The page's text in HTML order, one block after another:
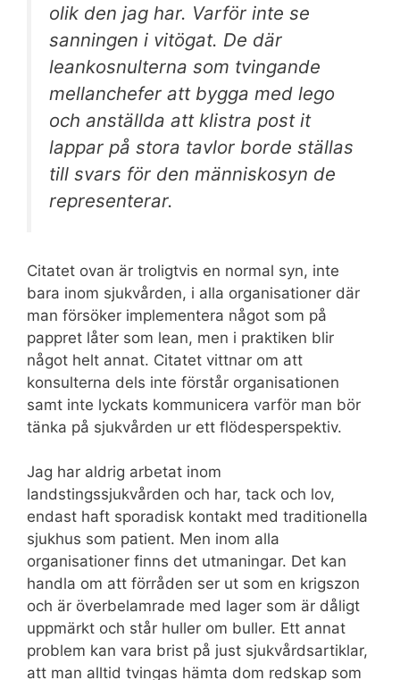
olik den jag har. Varför inte se
sanningen i vitögat. De där
leankosnulterna som tvingande
mellanchefer att bygga med lego
och anställda att klistra post it
lappar på stora tavlor borde ställas
till svars för den människosyn de
representerar.
Citatet ovan är troligtvis en normal syn, inte
bara inom sjukvården, i alla organisationer där
man försöker implementera något som på
pappret låter som lean, men i praktiken blir
något helt annat. Citatet vittnar om att
konsulterna dels inte förstår organisationen
samt inte lyckats kommunicera varför man bör
tänka på sjukvården ur ett flödesperspektiv.
Jag har aldrig arbetat inom
landstingssjukvården och har, tack och lov,
endast haft sporadisk kontakt med traditionella
sjukhus som patient. Men inom alla
organisationer finns det utmaningar. Det kan
handla om att förråden ser ut som en krigszon
och är överbelamrade med lager som är dåligt
uppmärkt och står huller om buller. Ett annat
problem kan vara brist på just sjukvårdsartiklar,
att man alltid tvingas hämta dom redskap som